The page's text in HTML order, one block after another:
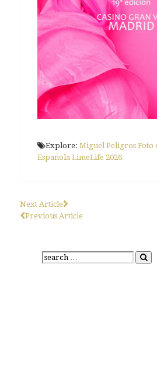
Explore: Miguel Peligros Foto
Española LimeLife 2026
Next Article
Previous Article